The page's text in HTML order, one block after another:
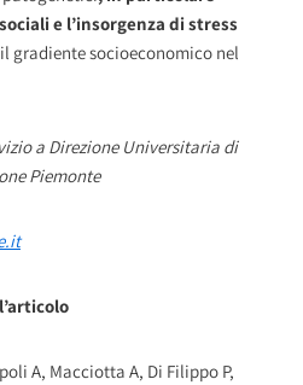
e l’insorgenza di stress
gradiente socioeconomico nel
a Direzione Universitaria di
Piemonte
A, Macciotta A, Di Filippo P,